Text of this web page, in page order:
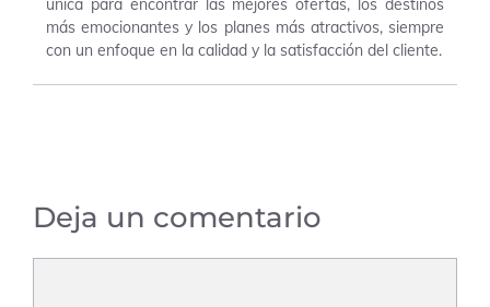
única para encontrar las mejores ofertas, los destinos
más emocionantes y los planes más atractivos, siempre
con un enfoque en la calidad y la satisfacción del cliente.
Deja un comentario